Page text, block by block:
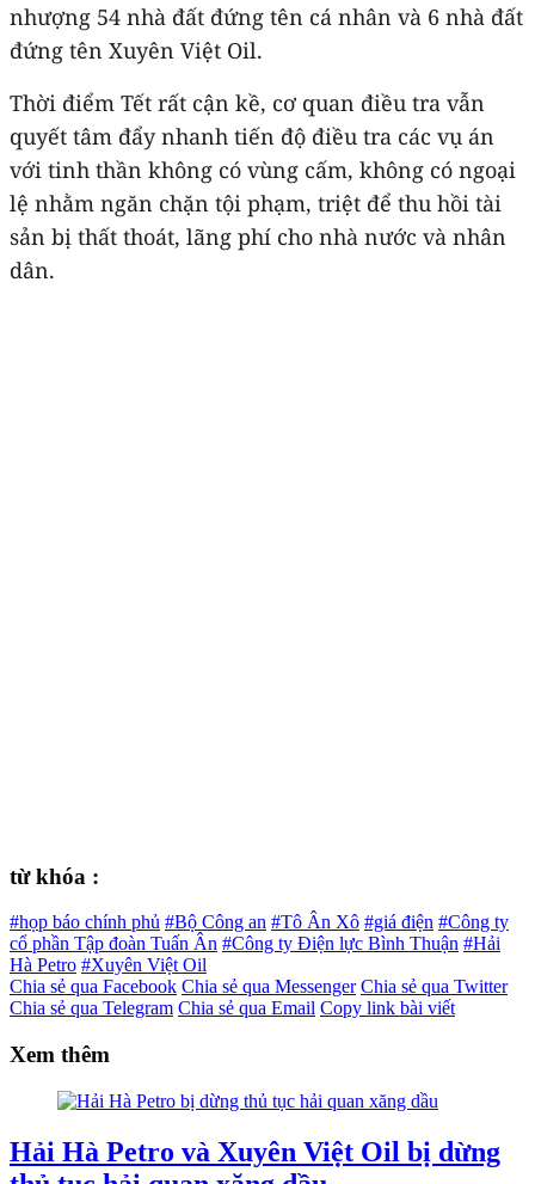
nhượng 54 nhà đất đứng tên cá nhân và 6 nhà đất
đứng tên Xuyên Việt Oil.
Thời điểm Tết rất cận kề, cơ quan điều tra vẫn
quyết tâm đẩy nhanh tiến độ điều tra các vụ án
với tinh thần không có vùng cấm, không có ngoại
lệ nhằm ngăn chặn tội phạm, triệt để thu hồi tài
sản bị thất thoát, lãng phí cho nhà nước và nhân
dân.
từ khóa :
#họp báo chính phủ #Bộ Công an #Tô Ân Xô #giá điện #Công ty
cổ phần Tập đoàn Tuấn Ân #Công ty Điện lực Bình Thuận #Hải
Hà Petro #Xuyên Việt Oil
Chia sẻ qua Facebook Chia sẻ qua Messenger Chia sẻ qua Twitter
Chia sẻ qua Telegram Chia sẻ qua Email Copy link bài viết
Xem thêm
Hải Hà Petro và Xuyên Việt Oil bị dừng